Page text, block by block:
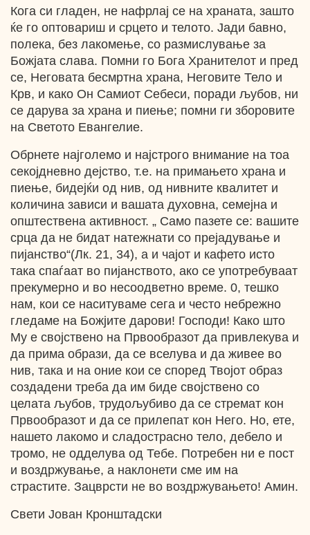
Кога си гладен, не нафрлај се на храната, зашто
ќе го оптовариш и срцето и телото. Јади бавно,
полека, без лакомење, со размислување за
Божјата слава. Помни го Бога Хранителот и пред
се, Неговата бесмртна храна, Неговите Тело и
Крв, и како Он Самиот Себеси, поради љубов, ни
се дарува за храна и пиење; помни ги зборовите
на Светото Евангелие.
Обрнете најголемо и најстрого внимание на тоа
секојдневно дејство, т.е. на примањето храна и
пиење, бидејќи од нив, од нивните квалитет и
количина зависи и вашата духовна, семејна и
општествена активност. „ Само пазете се: вашите
срца да не бидат натежнати со прејадување и
пијанство“(Лк. 21, 34), а и чајот и кафето исто
така спаѓаат во пијанството, ако се употребуваат
прекумерно и во несоодветно време. 0, тешко
нам, кои се наситуваме сега и често небрежно
гледаме на Божјите дарови! Господи! Како што
Му е својствено на Првообразот да привлекува и
да прима образи, да се вселува и да живее во
нив, така и на оние кои се според Твојот образ
создадени треба да им биде својствено со
целата љубов, трудољубиво да се стремат кон
Првообразот и да се прилепат кон Него. Но, ете,
нашето лакомо и сладострасно тело, дебело и
тромо, не одделува од Тебе. Потребен ни е пост
и воздржување, а наклонети сме им на
страстите. Зацврсти не во воздржувањето! Амин.
Свети Јован Кронштадски